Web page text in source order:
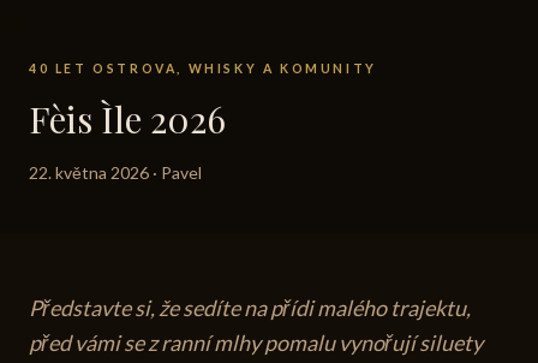
40 LET OSTROVA, WHISKY A KOMUNITY
Fèis Ìle 2026
22. května 2026 · Pavel
Představte si, že sedíte na přídi malého trajektu,
před vámi se z ranní mlhy pomalu vynořují siluety